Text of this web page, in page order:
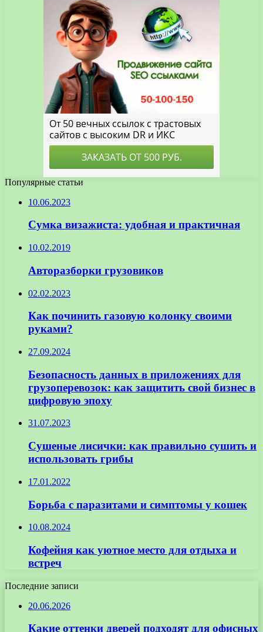
Популярные статьи
10.06.2023
Сумка визажиста: удобная и практичная
10.02.2019
Авторазборки грузовиков
02.02.2023
Как починить газовую колонку своими
руками?
27.09.2024
Безопасность данных в приложениях для
грузоперевозок: как защитить свой бизнес в
цифровую эпоху
31.07.2023
Сушеные лисички: как правильно сушить и
использовать грибы
17.01.2022
Борьба с паразитами и симптомы у кошек
10.08.2024
Кофейня как уютное место для отдыха и
встреч
Последние записи
20.06.2026
Какие оттенки дверей подходят для офисных